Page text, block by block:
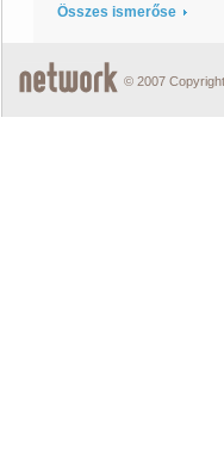
Összes ismerőse
© 2007